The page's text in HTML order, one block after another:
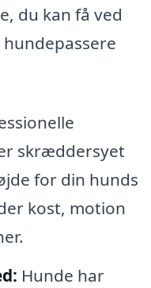
du kan få ved
skræddersyet
for din hunds
kost, motion
Hunde har